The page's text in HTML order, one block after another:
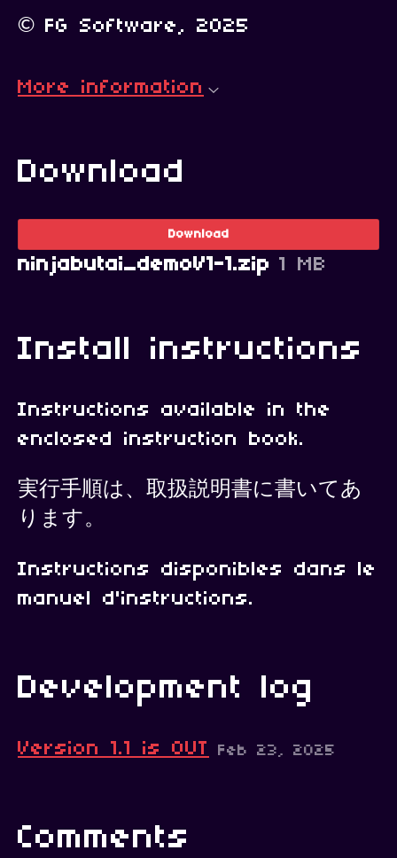
© FG Software, 2025
More information
Download
Download
ninjabutai_demoV1-1.zip 1 MB
Install instructions
Instructions available in the
enclosed instruction book.
実行手順は、取扱説明書に書いてあ
ります。
Instructions disponibles dans le
manuel d'instructions.
Development log
Version 1.1 is OUT Feb 23, 2025
Comments